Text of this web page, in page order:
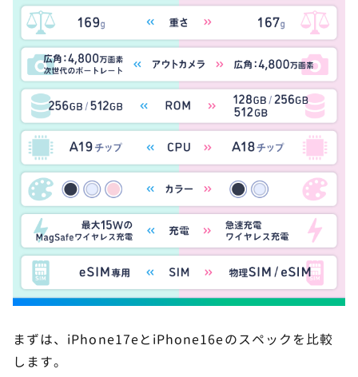
まずは、iPhone17eとiPhone16eのスペックを比較
します。